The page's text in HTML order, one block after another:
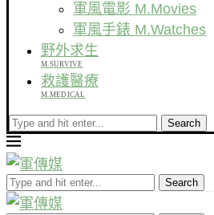
軍風電影 M.Movies
軍風手錶 M.Watches
野外求生
M.SURVIVE
救護醫療
M.MEDICAL
Search
Search